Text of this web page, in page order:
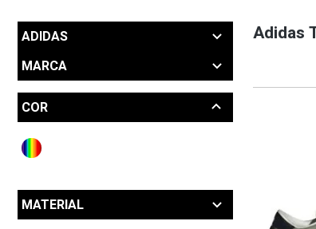
ADIDAS
MARCA
Adidas (1)
COR
MATERIAL
Adidas